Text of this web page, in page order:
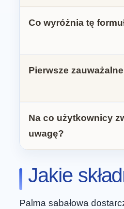
Co wyróżnia tę
Pierwsze
Na co użytkownicy
uwagę?
Jakie
Palma sabałowa